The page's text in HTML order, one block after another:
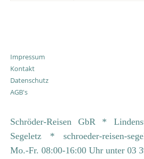
Impressum
Kontakt
Datenschutz
AGB's
Schröder-Reisen GbR *
Segeletz * schroeder-reisen-
Mo.-Fr. 08:00-16:00 Uhr unter 03